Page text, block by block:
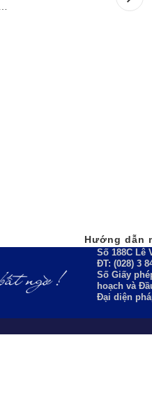
Hướng dẫn
Số 188C Lê
ĐT: (028) 3
Số Giấy
hoạch và
Đại diện